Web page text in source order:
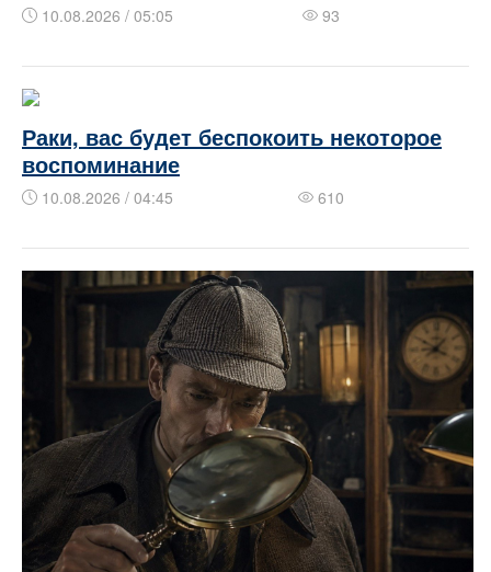
10.08.2026 / 05:05 93
Раки, вас будет беспокоить некоторое
воспоминание
10.08.2026 / 04:45 610